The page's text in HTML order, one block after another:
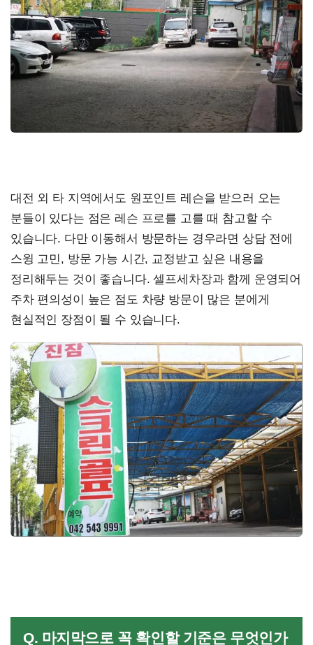
대전 외 타 지역에서도 원포인트 레슨을 받으러 오는
분들이 있다는 점은 레슨 프로를 고를 때 참고할 수
있습니다. 다만 이동해서 방문하는 경우라면 상담 전에
스윙 고민, 방문 가능 시간, 교정받고 싶은 내용을
정리해두는 것이 좋습니다. 셀프세차장과 함께 운영되어
주차 편의성이 높은 점도 차량 방문이 많은 분에게
현실적인 장점이 될 수 있습니다.
Q. 마지막으로 꼭 확인할 기준은 무엇인가